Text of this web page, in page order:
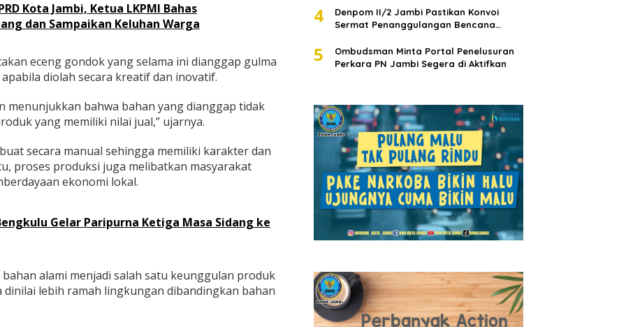
Kota Jambi, Ketua LKPMI Bahas
dan Sampaikan Keluhan Warga
eceng gondok yang selama ini dianggap gulma
diolah secara kreatif dan inovatif.
menunjukkan bahwa bahan yang dianggap tidak
yang memiliki nilai jual,” ujarnya.
secara manual sehingga memiliki karakter dan
proses produksi juga melibatkan masyarakat
ekonomi lokal.
Gelar Paripurna Ketiga Masa Sidang ke
alami menjadi salah satu keunggulan produk
lebih ramah lingkungan dibandingkan bahan
4
Denpom II/2 Jambi Pastikan Konvoi
Sermat Penanggulangan Bencana
5
Ombudsman Minta Portal Penelusuran
Perkara PN Jambi Segera di Aktifkan